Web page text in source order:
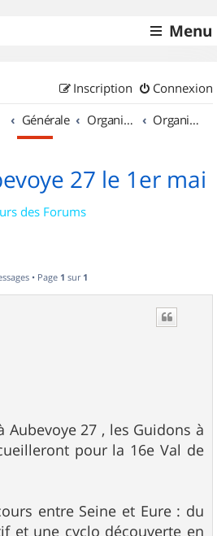
Menu
Connexion
Inscription
Générale Organisation de sorties & Recherche de partenaires Organisation de sorties en région Haute Normandie
27 le 1er mai
des Forums
• Page 1 sur 1
Aubevoye 27 , les Guidons à
pour la 16e Val de
entre Seine et Eure : du
et une cyclo découverte en